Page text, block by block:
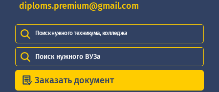
diploms.premium@gmail.com
Поиск нужного техникума, колледжа
Поиск нужного ВУЗа
Заказать документ